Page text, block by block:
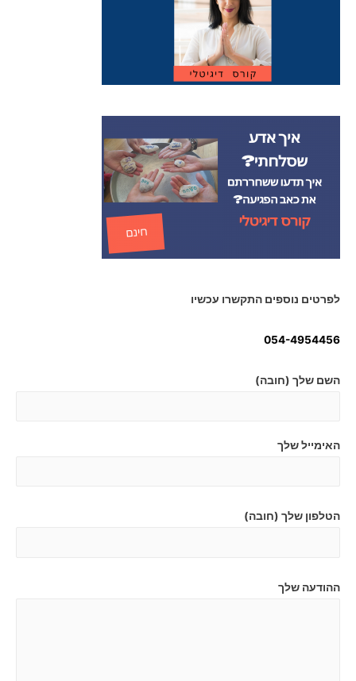
לפרטים נוספים התקשרו עכשיו
054-4954456
השם שלך (חובה)
האימייל שלך
הטלפון שלך (חובה)
ההודעה שלך